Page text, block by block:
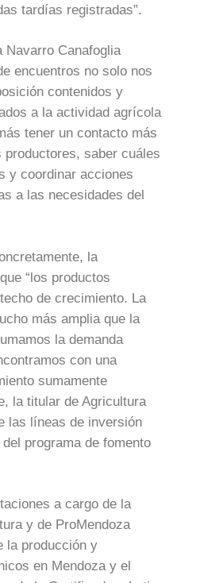
tardías registradas”.
Navarro Canafoglia
encuentros no solo nos
contenidos y
a la actividad agrícola
tener un contacto más
saber cuáles
y coordinar acciones
a las necesidades del
la
“los productos
de crecimiento. La
más amplia que la
la demanda
con una
sumamente
la titular de Agricultura
las líneas de inversión
programa de fomento
a cargo de la
y de ProMendoza
la producción y
en Mendoza y el